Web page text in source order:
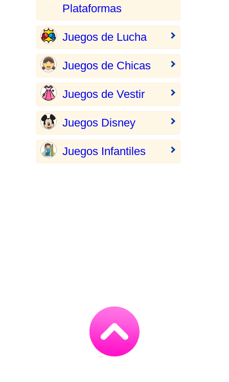
Plataformas
Juegos de Lucha
Juegos de Chicas
Juegos de Vestir
Juegos Disney
Juegos Infantiles